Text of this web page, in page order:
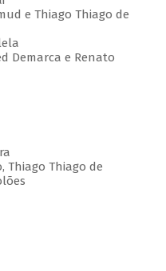
e Thiago Thiago de
Demarca e Renato
Thiago Thiago de